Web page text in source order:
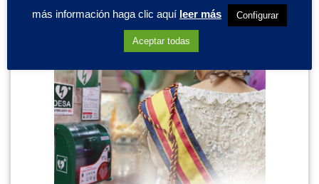
más información haga clic aquí leer más Configurar
Aceptar todas